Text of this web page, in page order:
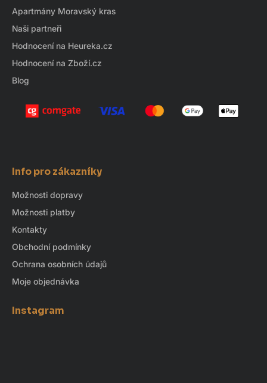
Apartmány Moravský kras
Naši partneři
Hodnocení na Heureka.cz
Hodnocení na Zboží.cz
Blog
Info pro zákazníky
Možnosti dopravy
Možnosti platby
Kontakty
Obchodní podmínky
Ochrana osobních údajů
Moje objednávka
Instagram